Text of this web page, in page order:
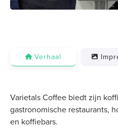
Verhaal
Varietals Coffee biedt zijn
gastronomische restaurants,
en koffiebars.